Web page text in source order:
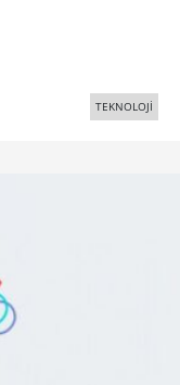
TEKNOLOJİ